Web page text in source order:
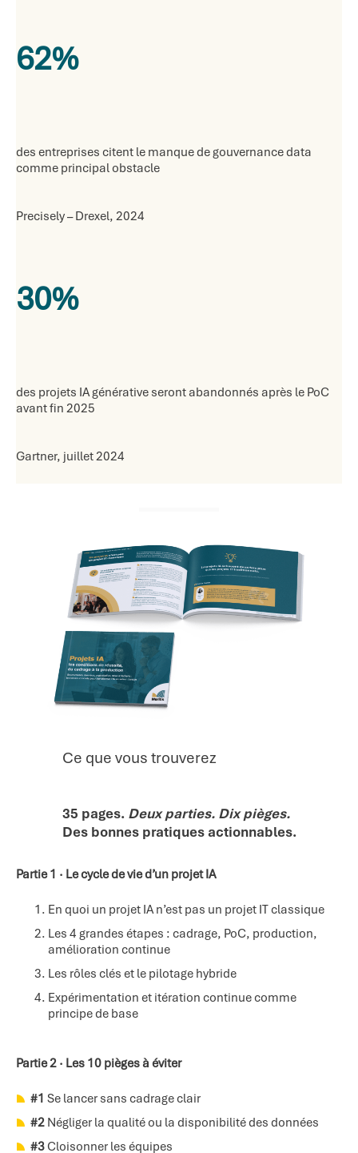
62%
des entreprises citent le manque de gouvernance data
comme principal obstacle
Precisely – Drexel, 2024
30%
des projets IA générative seront abandonnés après le PoC
avant fin 2025
Gartner, juillet 2024
Ce que vous trouverez
35 pages. Deux parties. Dix pièges.
Des bonnes pratiques actionnables.
Partie 1 · Le cycle de vie d’un projet IA
En quoi un projet IA n’est pas un projet IT classique
Les 4 grandes étapes : cadrage, PoC, production,
amélioration continue
Les rôles clés et le pilotage hybride
Expérimentation et itération continue comme
principe de base
Partie 2 · Les 10 pièges à éviter
#1 Se lancer sans cadrage clair
#2 Négliger la qualité ou la disponibilité des données
#3Cloisonner les équipes